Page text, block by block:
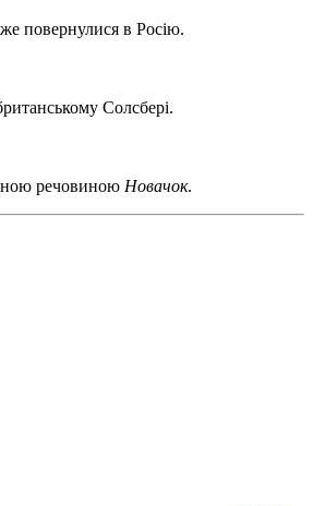
повернулися в Росію.
Солсбері.
речовиною Новачок.